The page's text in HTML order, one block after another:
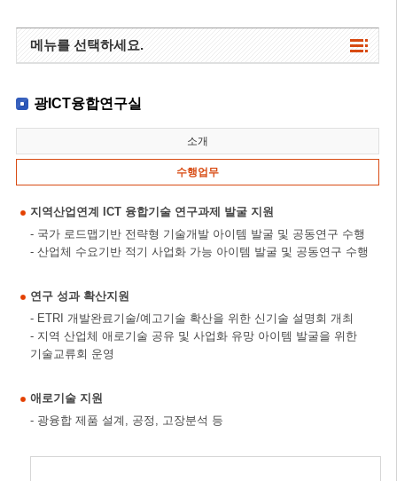
메뉴를 선택하세요.
광ICT융합연구실
소개
수행업무
지역산업연계 ICT 융합기술 연구과제 발굴 지원
- 국가 로드맵기반 전략형 기술개발 아이템 발굴 및 공동연구 수행
- 산업체 수요기반 적기 사업화 가능 아이템 발굴 및 공동연구 수행
연구 성과 확산지원
- ETRI 개발완료기술/예고기술 확산을 위한 신기술 설명회 개최
- 지역 산업체 애로기술 공유 및 사업화 유망 아이템 발굴을 위한
기술교류회 운영
애로기술 지원
- 광융합 제품 설계, 공정, 고장분석 등